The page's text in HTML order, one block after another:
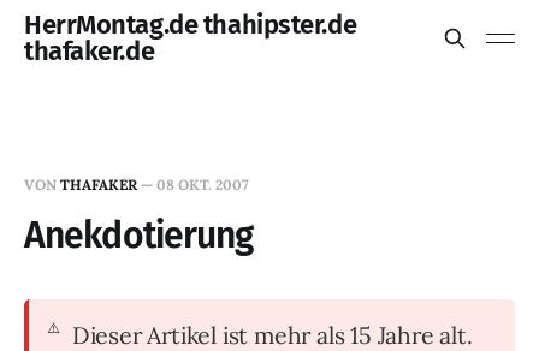
HerrMontag.de thahipster.de
thafaker.de
VON THAFAKER — 08 OKT. 2007
Anekdotierung
Dieser Artikel ist mehr als 15 Jahre alt.